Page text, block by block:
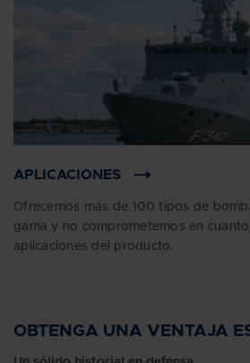
APLICACIONES
Ofrecemos más de 100 tipos de
gama y no comprometemos en
aplicaciones del producto.
OBTENGA UNA VENTAJA